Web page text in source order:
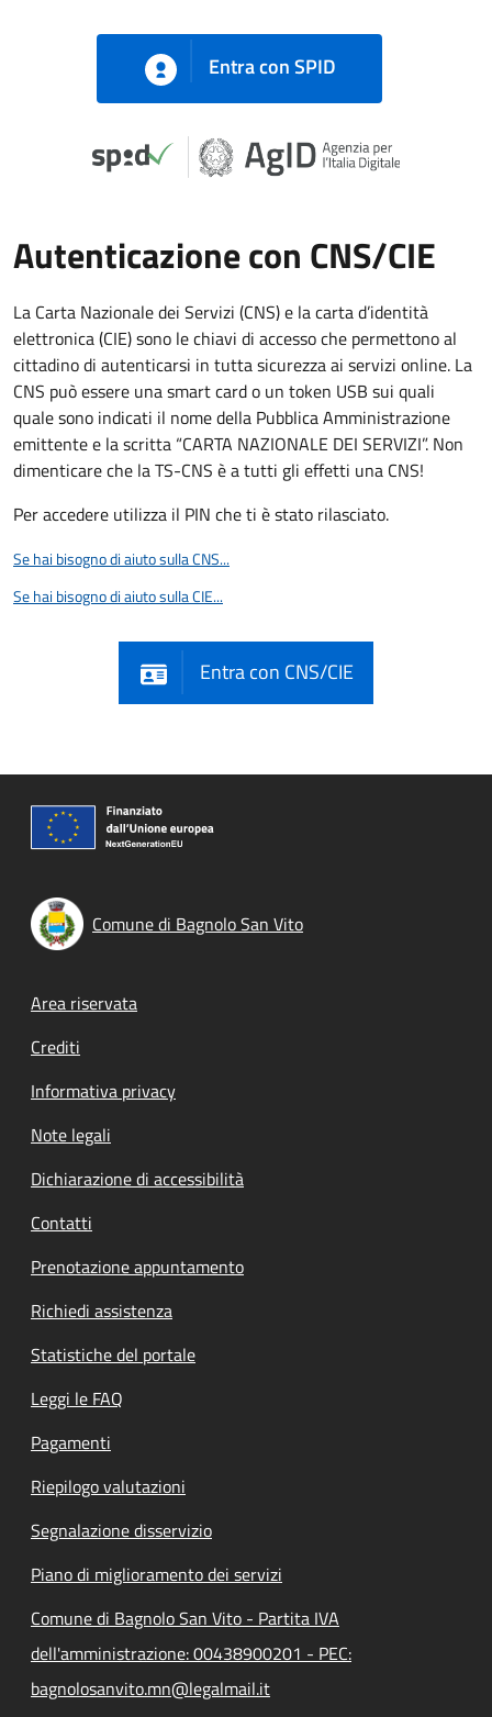
Entra con SPID
Autenticazione con CNS/CIE
La Carta Nazionale dei Servizi (CNS) e la carta d’identità
elettronica (CIE) sono le chiavi di accesso che permettono al
cittadino di autenticarsi in tutta sicurezza ai servizi online. La
CNS può essere una smart card o un token USB sui quali
quale sono indicati il nome della Pubblica Amministrazione
emittente e la scritta “CARTA NAZIONALE DEI SERVIZI”. Non
dimenticare che la TS-CNS è a tutti gli effetti una CNS!
Per accedere utilizza il PIN che ti è stato rilasciato.
Se hai bisogno di aiuto sulla CNS...
Se hai bisogno di aiuto sulla CIE...
Entra con CNS/CIE
Comune di Bagnolo San Vito
Footer menu
Area riservata
Crediti
Informativa privacy
Note legali
Dichiarazione di accessibilità
Contatti
Prenotazione appuntamento
Richiedi assistenza
Statistiche del portale
Leggi le FAQ
Pagamenti
Riepilogo valutazioni
Segnalazione disservizio
Piano di miglioramento dei servizi
Comune di Bagnolo San Vito - Partita IVA
dell'amministrazione: 00438900201 - PEC:
bagnolosanvito.mn@legalmail.it